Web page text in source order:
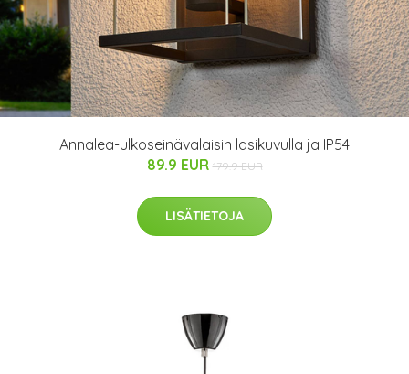
Annalea-ulkoseinävalaisin lasikuvulla ja IP54
89.9 EUR 179.9 EUR
LISÄTIETOJA